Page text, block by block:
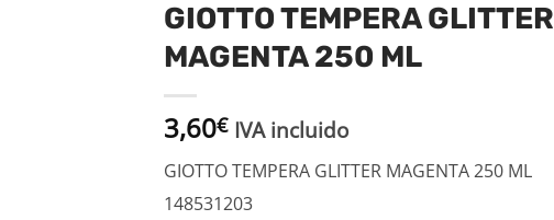
GIOTTO TEMPERA GLITTER
MAGENTA 250 ML
3,60€ IVA incluido
GIOTTO TEMPERA GLITTER MAGENTA 250 ML
148531203